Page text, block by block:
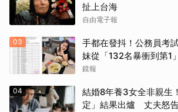
扯上台海
自由電子報
03
手都在發抖！公務員考
妹從「132名暴衝到第1
看見
鏡報
04
結婚8年養3女全非親生
定」結果出爐 丈夫怒